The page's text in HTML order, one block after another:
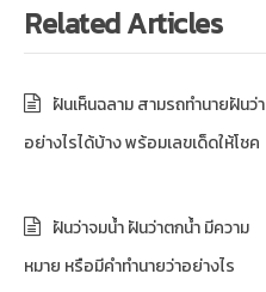
Related Articles
ฝันเห็นฉลาม สามรถทำนายฝันว่า
อย่างไรได้บ้าง พร้อมเลขเด็ดให้โชค
ฝันว่าจมน้ำ ฝันว่าตกน้ำ มีความ
หมาย หรือมีคำทำนายว่าอย่างไร